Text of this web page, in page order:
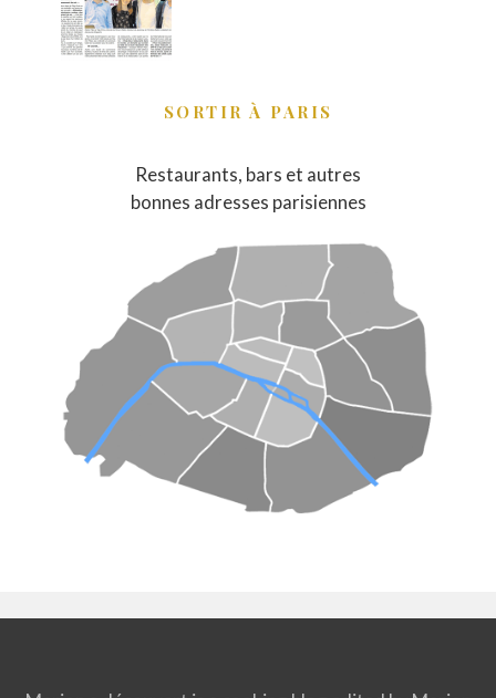
SORTIR À PARIS
Restaurants, bars et autres
bonnes adresses parisiennes